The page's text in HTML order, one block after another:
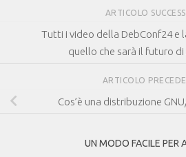
ARTICOLO
Tutti i video della DebConf24 e
quello che sarà il futuro di
ARTICOLO
Cos’è una distribuzione
UN MODO FACILE PER